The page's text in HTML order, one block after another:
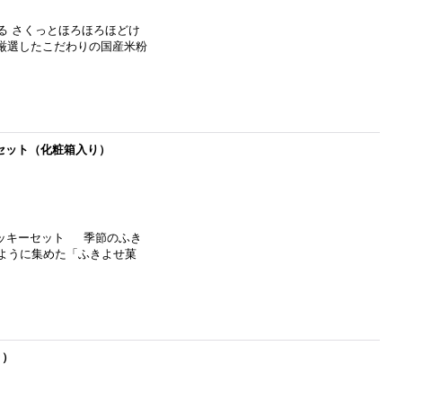
さくっとほろほろほどけ
選したこだわりの国産米粉
ト（化粧箱入り）
キーセット 季節のふき
うに集めた「ふきよせ菓